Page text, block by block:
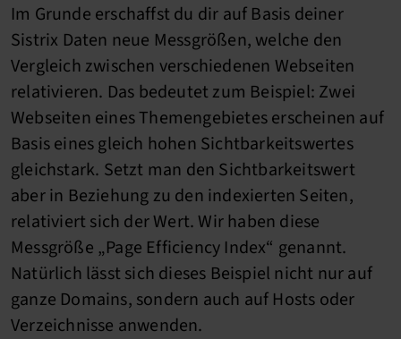
Im Grunde erschaffst du dir auf Basis deiner
Sistrix Daten neue Messgrößen, welche den
Vergleich zwischen verschiedenen Webseiten
relativieren. Das bedeutet zum Beispiel: Zwei
Webseiten eines Themengebietes erscheinen auf
Basis eines gleich hohen Sichtbarkeitswertes
gleichstark. Setzt man den Sichtbarkeitswert
aber in Beziehung zu den indexierten Seiten,
relativiert sich der Wert. Wir haben diese
Messgröße „Page Efficiency Index“ genannt.
Natürlich lässt sich dieses Beispiel nicht nur auf
ganze Domains, sondern auch auf Hosts oder
Verzeichnisse anwenden.